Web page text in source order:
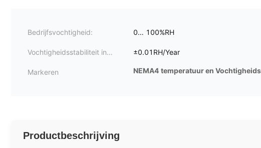
Bedrijfsvochtigheid: 0… 100%RH
Vochtigheidsstabiliteit in
±0.01RH/Year
Markeren NEMA4 temperatuur en
Productbeschrijving